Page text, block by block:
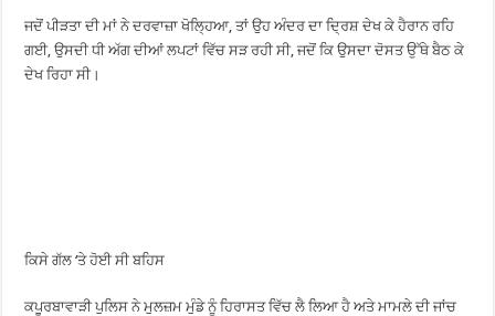
ਜਦੋਂ ਪੀੜਤਾ ਦੀ ਮਾਂ ਨੇ ਦਰਵਾਜ਼ਾ ਖੋਲ੍ਹਿਆ, ਤਾਂ ਉਹ ਅੰਦਰ ਦਾ ਦ੍ਰਿਸ਼ ਦੇਖ ਕੇ ਹੈਰਾਨ ਰਹਿ
ਗਈ, ਉਸਦੀ ਧੀ ਅੱਗ ਦੀਆਂ ਲਪਟਾਂ ਵਿੱਚ ਸੜ ਰਹੀ ਸੀ, ਜਦੋਂ ਕਿ ਉਸਦਾ ਦੋਸਤ ਉੱਥੇ ਬੈਠ ਕੇ
ਦੇਖ ਰਿਹਾ ਸੀ।
ਕਿਸੇ ਗੱਲ ‘ਤੇ ਹੋਈ ਸੀ ਬਹਿਸ
ਕਪੂਰਬਾਵਾੜੀ ਪੁਲਿਸ ਨੇ ਮੁਲਜ਼ਮ ਮੁੰਡੇ ਨੂੰ ਹਿਰਾਸਤ ਵਿੱਚ ਲੈ ਲਿਆ ਹੈ ਅਤੇ ਮਾਮਲੇ ਦੀ ਜਾਂਚ